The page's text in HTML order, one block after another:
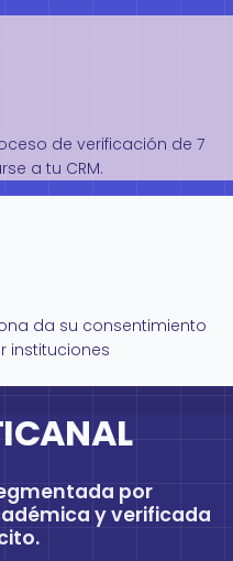
de verificación de 7
a tu CRM.
da su consentimiento
instituciones
por
y verificada